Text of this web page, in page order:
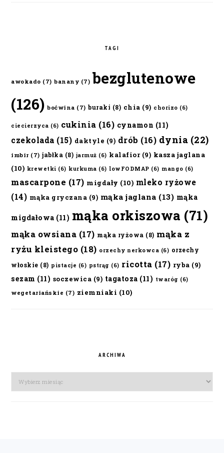
TAGI
awokado (7) banany (7) bezglutenowe
(126) boćwina (7) buraki (8) chia (9) chorizo (6)
ciecierzyca (6) cukinia (16) cynamon (11)
czekolada (15) daktyle (9) drób (16) dynia (22)
imbir (7) jabłka (8) jarmuż (6) kalafior(9) kasza jaglana
(10) krewetki (6) kurkuma (6) lowFODMAP (6) mango (6)
mascarpone (17) migdały (10) mleko ryżowe
(14) mąka gryczana (9) mąka jaglana (13) mąka
migdałowa (11) mąka orkiszowa (71)
mąka owsiana (17) mąka ryżowa (8) mąka z
ryżu kleistego (18) orzechy nerkowca (6) orzechy
włoskie (8) pistacje (6) pstrąg (6) ricotta (17) ryba (9)
sezam (11) soczewica (9) tagatoza (11) twaróg (6)
wegetariańskie (7) ziemniaki (10)
ARCHIWA
Archiwa